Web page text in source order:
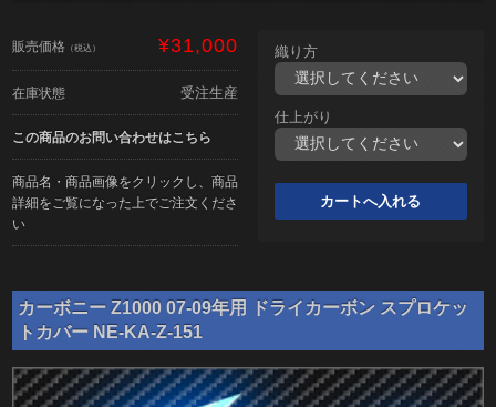
販売価格 （税込） ¥31,000
在庫状態 受注生産
この商品のお問い合わせはこちら
商品名・商品画像をクリックし、商品
詳細をご覧になった上でご注文くださ
い
織り方
仕上がり
カーボニー Z1000 07-09年用 ドライカーボン スプロケッ
トカバー NE-KA-Z-151